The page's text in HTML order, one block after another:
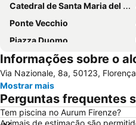
Catedral de Santa Maria del Fiore
Ponte Vecchio
Piazza Duomo
Centro Histórico
Santa Cruz
Panzano in Chianti
Chiesa dei Santi Michele e Gaetano
Informações sobre o
Via Nazionale, 8a, 50123,
Mostrar mais
Perguntas frequentes
Tem piscina no Aurum Firenze?